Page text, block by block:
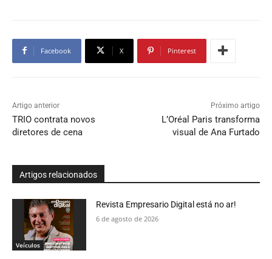
Facebook X Pinterest
Artigo anterior
TRIO contrata novos
diretores de cena
Próximo artigo
L’Oréal Paris transforma
visual de Ana Furtado
Artigos relacionados
Veículos
Revista Empresario Digital está no ar!
6 de agosto de 2026